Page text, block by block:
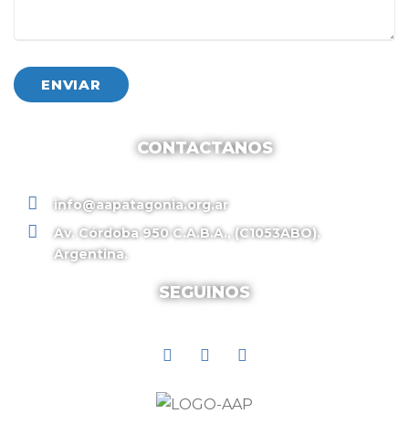
CONTACTANOS
info@aapatagonia.org.ar
Av. Córdoba 950 C.A.B.A., (C1053ABO).
Argentina.
SEGUINOS